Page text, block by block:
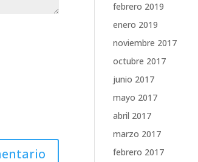
febrero 2019
enero 2019
noviembre 2017
octubre 2017
junio 2017
mayo 2017
abril 2017
marzo 2017
febrero 2017